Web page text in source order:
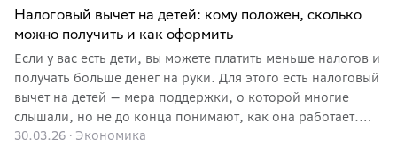
прогрессивная шкала, из-за которой итоговый доход
может отличаться от ожидаемого — иногда довольно
работают эти правила – это реальный способ сохранить
больше заработанных денег и не переплачивать там, где
можно этого избежать.
Налоговый вычет на детей: кому положен, сколько
можно получить и как оформить
Если у вас есть дети, вы можете платить меньше налогов и
получать больше денег на руки. Для этого есть налоговый
вычет на детей — мера поддержки, о которой многие
слышали, но не до конца понимают, как она работает.
Разбираемся, кому положен вычет, сколько можно
30.03.26 · Экономика